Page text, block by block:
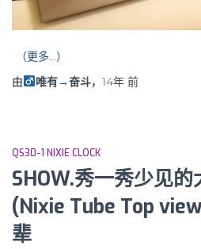
（更多…）
由
唯有→奋斗， 14年前
QS30-1 NIXIE CLOCK
SHOW.秀一秀少见
(Nixie Tube Top
辈